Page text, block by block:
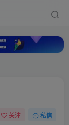
关注 私信